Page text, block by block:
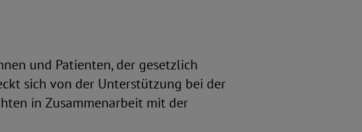
und Patienten, der gesetzlich
sich von der Unterstützung bei der
in Zusammenarbeit mit der